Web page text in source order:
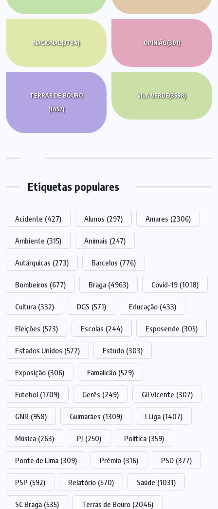
NACIONAL(3784) OPINIÃO(301)
TERRAS DE BOURO
(1457)
VILA VERDE(3598)
Etiquetas populares
Acidente (427) Alunos (297) Amares (2306)
Ambiente (315) Animais (247)
Autárquicas (273) Barcelos (776)
Bombeiros (677) Braga (4963) Covid-19 (1018)
Cultura (332) DGS (571) Educação (433)
Eleições (523) Escolas (244) Esposende (305)
Estados Unidos (572) Estudo (303)
Exposição (306) Famalicão (529)
Futebol (1709) Gerês (249) Gil Vicente (307)
GNR (958) Guimarães (1309) I Liga (1407)
Música (263) PJ (250) Política (359)
Ponte de Lima (309) Prémio (316) PSD (377)
PSP (592) Relatório (570) Saúde (1031)
SC Braga (535) Terras de Bouro (2046)